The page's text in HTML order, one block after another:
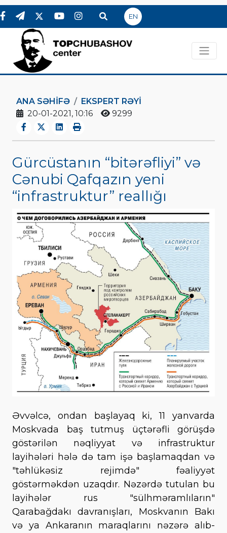
EN
ANA SƏHIFƏ
EKSPERT RƏYI
20-01-2021, 10:16
9299
Gürcüstanın “bitərəfliyi” və
Cənubi Qafqazın yeni
“infrastruktur” reallığı
Əvvəlcə, ondan başlayaq ki, 11 yanvarda
Moskvada baş tutmuş üçtərəfli görüşdə
göstərilən nəqliyyat və infrastruktur
layihələri hələ də tam işə başlamaqdan və
"təhlükəsiz rejimdə" fəaliyyət
göstərməkdən uzaqdır. Nəzərdə tutulan bu
layihələr rus "sülhməramlıların"
Qarabağdakı davranışları, Moskvanın Bakı
və ya Ankaranın maraqlarını nəzərə alıb-